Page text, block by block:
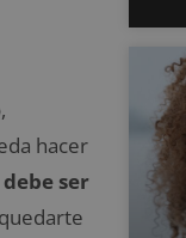
hacer
ser